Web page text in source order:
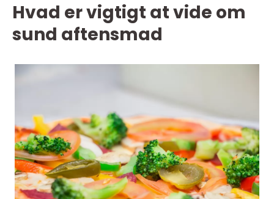
Hvad er vigtigt at vide om
sund aftensmad